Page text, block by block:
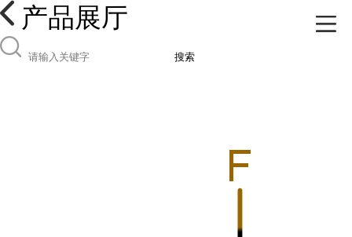
产品展厅
搜索